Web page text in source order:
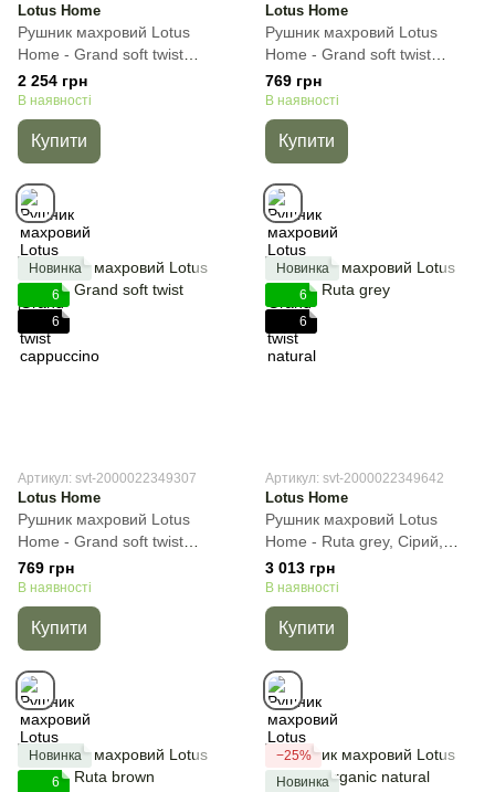
Lotus Home
Рушник махровий Lotus
Home - Grand soft twist
cappuccino, Пісочний,
90х150 см, Сауна
2 254 грн
В наявності
Купити
Lotus Home
Рушник махровий Lotus
Home - Grand soft twist
natural, Кремовий, 50х90 см,
Для обличчя
769 грн
В наявності
Купити
Новинка
6
6
Артикул: svt-2000022349307
Lotus Home
Рушник махровий Lotus
Home - Grand soft twist
brown, Темно-коричневий,
50х90 см, Для обличчя
769 грн
В наявності
Купити
Новинка
6
6
Артикул: svt-2000022349642
Lotus Home
Рушник махровий Lotus
Home - Ruta grey, Сірий,
70х140 см, Банний
3 013 грн
В наявності
Купити
Новинка
6
−25%
Новинка